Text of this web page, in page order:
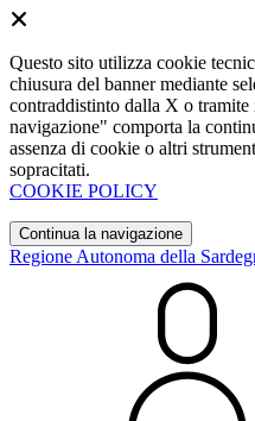
Questo sito utilizza cookie
chiusura del banner mediante
contraddistinto dalla X o
navigazione" comporta la
assenza di cookie o altri
sopracitati.
COOKIE POLICY
Continua la navigazione
Regione Autonoma della